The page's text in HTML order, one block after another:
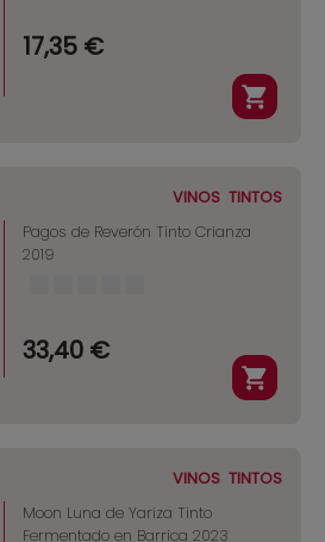
17,35 €
VINOS TINTOS
Pagos de Reverón Tinto Crianza
2019
33,40 €
VINOS TINTOS
Moon Luna de Yariza Tinto
Fermentado en Barrica 2023